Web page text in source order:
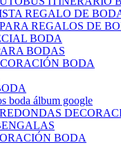
REGALO DE
REGALOS DE
BODA
BODAS
BODA
boda álbum google
BODA